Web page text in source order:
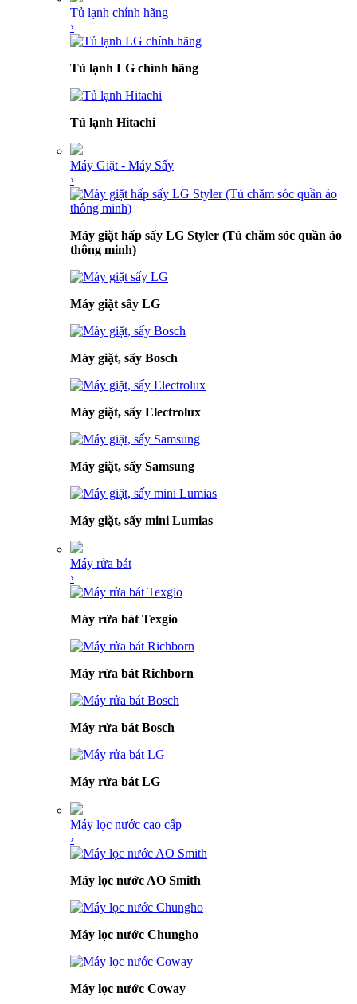
Tủ lạnh chính hãng
›
Tủ lạnh LG chính hãng
Tủ lạnh Hitachi
Máy Giặt - Máy Sấy
›
Máy giặt hấp sấy LG Styler (Tủ chăm sóc quần áo
thông minh)
Máy giặt sấy LG
Máy giặt, sấy Bosch
Máy giặt, sấy Electrolux
Máy giặt, sấy Samsung
Máy giặt, sấy mini Lumias
Máy rửa bát
›
Máy rửa bát Texgio
Máy rửa bát Richborn
Máy rửa bát Bosch
Máy rửa bát LG
Máy lọc nước cao cấp
›
Máy lọc nước AO Smith
Máy lọc nước Chungho
Máy lọc nước Coway